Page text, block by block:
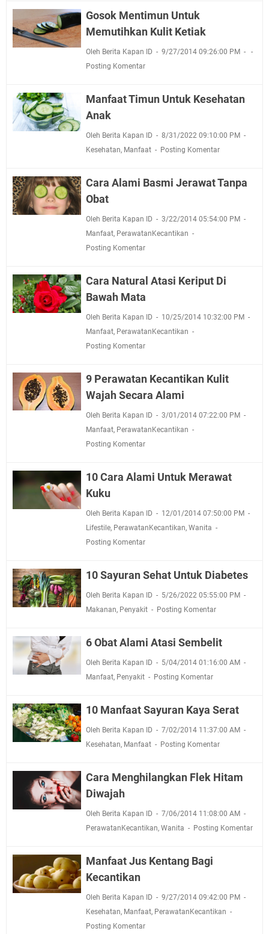
Gosok Mentimun Untuk
Memutihkan Kulit Ketiak
Oleh Berita Kapan ID
9/27/2014 09:26:00 PM
Posting Komentar
Manfaat Timun Untuk Kesehatan
Anak
Oleh Berita Kapan ID
8/31/2022 09:10:00 PM
Kesehatan, Manfaat Posting Komentar
Cara Alami Basmi Jerawat Tanpa
Obat
Oleh Berita Kapan ID
3/22/2014 05:54:00 PM
Manfaat, PerawatanKecantikan
Posting Komentar
Cara Natural Atasi Keriput Di
Bawah Mata
Oleh Berita Kapan ID
10/25/2014 10:32:00 PM
Manfaat, PerawatanKecantikan
Posting Komentar
9 Perawatan Kecantikan Kulit
Wajah Secara Alami
Oleh Berita Kapan ID
3/01/2014 07:22:00 PM
Manfaat, PerawatanKecantikan
Posting Komentar
10 Cara Alami Untuk Merawat
Kuku
Oleh Berita Kapan ID
12/01/2014 07:50:00 PM
Lifestile, PerawatanKecantikan, Wanita
Posting Komentar
10 Sayuran Sehat Untuk Diabetes
Oleh Berita Kapan ID
5/26/2022 05:55:00 PM
Makanan, Penyakit Posting Komentar
6 Obat Alami Atasi Sembelit
Oleh Berita Kapan ID
5/04/2014 01:16:00 AM
Manfaat, Penyakit Posting Komentar
10 Manfaat Sayuran Kaya Serat
Oleh Berita Kapan ID
7/02/2014 11:37:00 AM
Kesehatan, Manfaat Posting Komentar
Cara Menghilangkan Flek Hitam
Diwajah
Oleh Berita Kapan ID
7/06/2014 11:08:00 AM
PerawatanKecantikan, Wanita Posting Komentar
Manfaat Jus Kentang Bagi
Kecantikan
Oleh Berita Kapan ID
9/27/2014 09:42:00 PM
Kesehatan, Manfaat, PerawatanKecantikan
Posting Komentar